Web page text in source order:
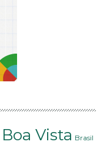
Boa Vista Brasil